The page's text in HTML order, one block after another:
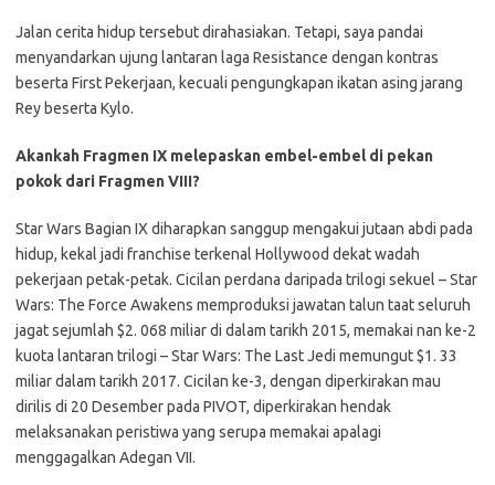
Jalan cerita hidup tersebut dirahasiakan. Tetapi, saya pandai
menyandarkan ujung lantaran laga Resistance dengan kontras
beserta First Pekerjaan, kecuali pengungkapan ikatan asing jarang
Rey beserta Kylo.
Akankah Fragmen IX melepaskan embel-embel di pekan
pokok dari Fragmen VIII?
Star Wars Bagian IX diharapkan sanggup mengakui jutaan abdi pada
hidup, kekal jadi franchise terkenal Hollywood dekat wadah
pekerjaan petak-petak. Cicilan perdana daripada trilogi sekuel – Star
Wars: The Force Awakens memproduksi jawatan talun taat seluruh
jagat sejumlah $2. 068 miliar di dalam tarikh 2015, memakai nan ke-2
kuota lantaran trilogi – Star Wars: The Last Jedi memungut $1. 33
miliar dalam tarikh 2017. Cicilan ke-3, dengan diperkirakan mau
dirilis di 20 Desember pada PIVOT, diperkirakan hendak
melaksanakan peristiwa yang serupa memakai apalagi
menggagalkan Adegan VII.